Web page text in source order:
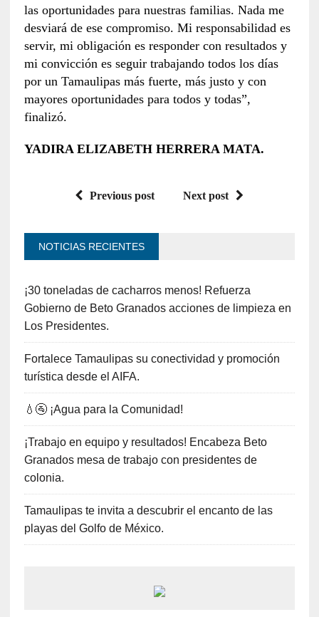
las oportunidades para nuestras familias. Nada me
desviará de ese compromiso. Mi responsabilidad es
servir, mi obligación es responder con resultados y
mi convicción es seguir trabajando todos los días
por un Tamaulipas más fuerte, más justo y con
mayores oportunidades para todos y todas”,
finalizó.
YADIRA ELIZABETH HERRERA MATA.
Previous post Next post
NOTICIAS RECIENTES
¡30 toneladas de cacharros menos! Refuerza
Gobierno de Beto Granados acciones de limpieza en
Los Presidentes.
Fortalece Tamaulipas su conectividad y promoción
turística desde el AIFA.
💧🚰 ¡Agua para la Comunidad!
¡Trabajo en equipo y resultados! Encabeza Beto
Granados mesa de trabajo con presidentes de
colonia.
Tamaulipas te invita a descubrir el encanto de las
playas del Golfo de México.